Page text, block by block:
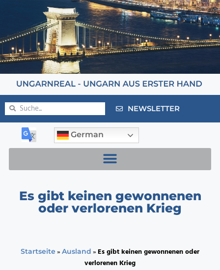
NEWSLETTER
German
Es gibt keinen gewonnenen
oder verlorenen Krieg
Startseite » Ausland »Es gibt keinen gewonnenen oder
verlorenen Krieg